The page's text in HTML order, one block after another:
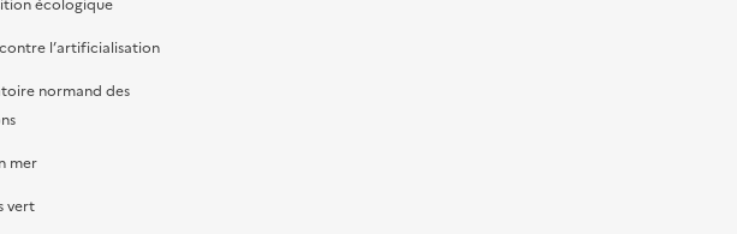
écologique
l’artificialisation
normand des
mer
vert